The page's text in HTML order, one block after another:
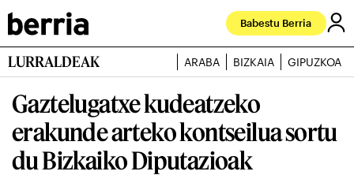
Babestu Berria
LURRALDEAK ARABA BIZKAIA GIPUZKOA
Gaztelugatxe kudeatzeko
erakunde arteko kontseilua sortu
du Bizkaiko Diputazioak